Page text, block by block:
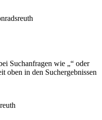
Suchanfragen wie „“ oder
oben in den Suchergebnissen